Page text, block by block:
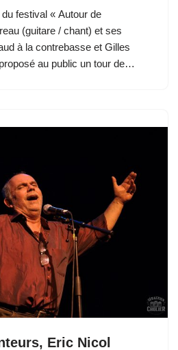
festival « Autour de
(guitare / chant) et ses
à la contrebasse et Gilles
au public un tour de…
Eric Nicol